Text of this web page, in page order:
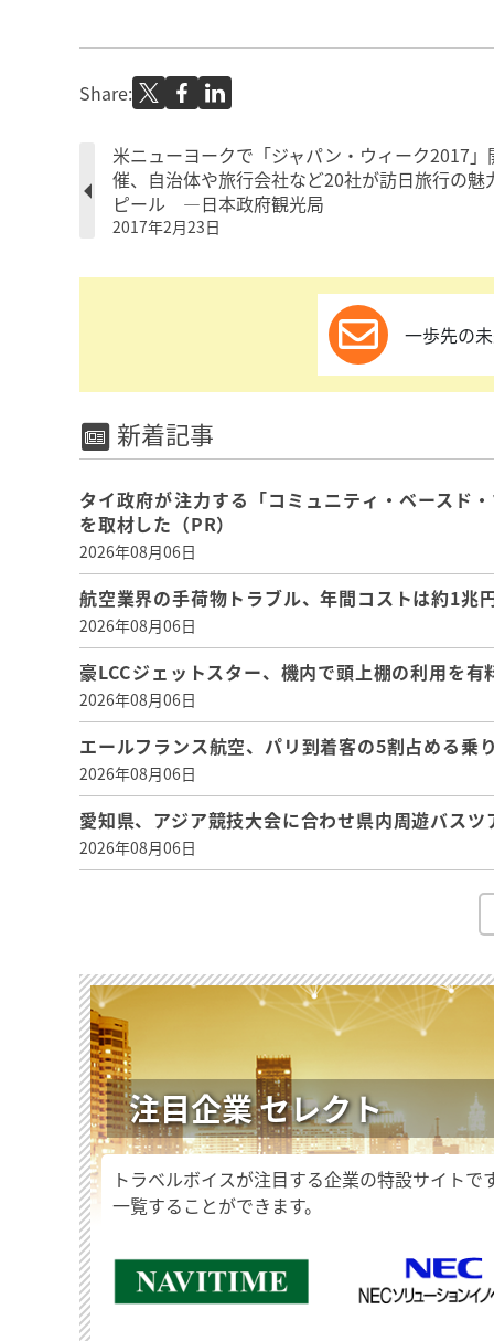
Share:
米ニューヨークで「ジャパン・ウィーク2017」
催、自治体や旅行会社など20社が訪日旅行の魅
ピール ―日本政府観光局
2017年2月23日
一歩先の
新着記事
タイ政府が注力する「コミュニティ・ベース
を取材した（PR）
2026年08月06日
航空業界の手荷物トラブル、年間コストは約1
2026年08月06日
豪LCCジェットスター、機内で頭上棚の利用を
2026年08月06日
エールフランス航空、パリ到着客の5割占める乗
2026年08月06日
愛知県、アジア競技大会に合わせ県内周遊バス
2026年08月06日
注目企業 セレクト
トラベルボイスが注目する企業の特設サイト
一覧することができます。